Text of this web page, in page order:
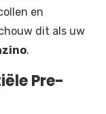
en
dit als uw
.
Pre-